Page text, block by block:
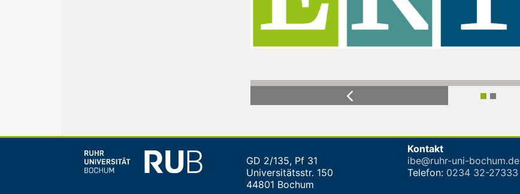
Previous
GD 2/135, Pf 31
Universitätsstr. 150
44801 Bochum
Kontakt
ibe@ruhr-uni-bochum.de
Telefon: 0234 32-27333